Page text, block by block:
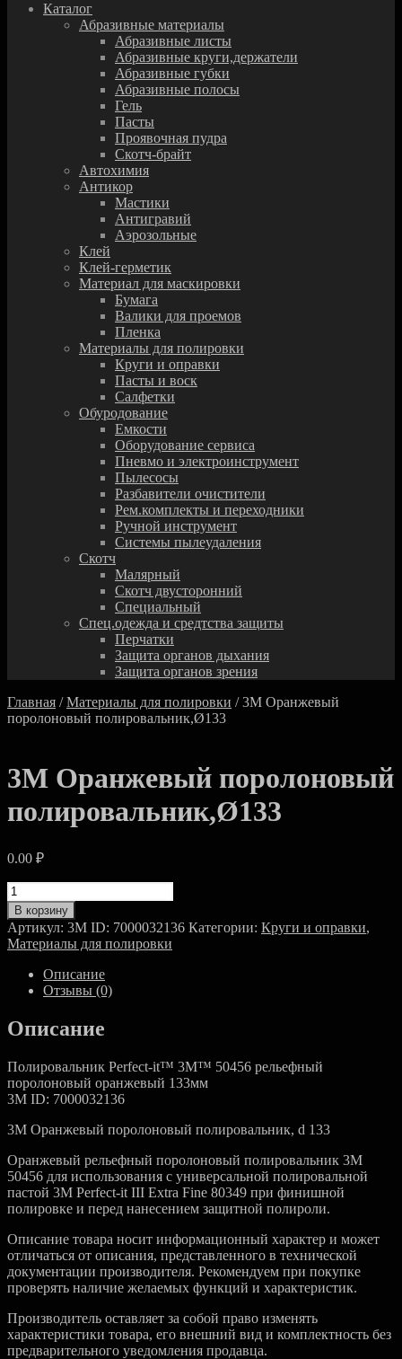
Каталог
Абразивные материалы
Абразивные листы
Абразивные круги,держатели
Абразивные губки
Абразивные полосы
Гель
Пасты
Проявочная пудра
Скотч-брайт
Автохимия
Антикор
Мастики
Антигравий
Аэрозольные
Клей
Клей-герметик
Материал для маскировки
Бумага
Валики для проемов
Пленка
Материалы для полировки
Круги и оправки
Пасты и воск
Салфетки
Обуродование
Емкости
Оборудование сервиса
Пневмо и электроинструмент
Пылесосы
Разбавители очистители
Рем.комплекты и переходники
Ручной инструмент
Системы пылеудаления
Скотч
Малярный
Скотч двусторонний
Специальный
Спец.одежда и средтства защиты
Перчатки
Защита органов дыхания
Защита органов зрения
Главная /Материалы для полировки / 3M Оранжевый
поролоновый полировальник,Ø133
3M Оранжевый поролоновый
полировальник,Ø133
0.00 ₽
Количество
товара
3M
Оранжевый
поролоновый
полировальник,Ø133
В корзину
Артикул: 3M ID: 7000032136 Категории: Круги и оправки,
Материалы для полировки
Описание
Отзывы (0)
Описание
Полировальник Perfect-it™ 3M™ 50456 рельефный
поролоновый оранжевый 133мм
3M ID: 7000032136
3M Оранжевый поролоновый полировальник, d 133
Оранжевый рельефный поролоновый полировальник 3M
50456 для использования с универсальной полировальной
пастой 3M Perfect-it III Extra Fine 80349 при финишной
полировке и перед нанесением защитной полироли.
Описание товара носит информационный характер и может
отличаться от описания, представленного в технической
документации производителя. Рекомендуем при покупке
проверять наличие желаемых функций и характеристик.
Производитель оставляет за собой право изменять
характеристики товара, его внешний вид и комплектность без
предварительного уведомления продавца.